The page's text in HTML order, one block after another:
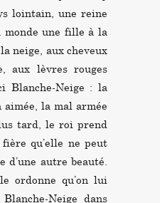
lointain, une reine
une fille à la
neige, aux cheveux
aux lèvres rouges
Blanche-Neige : la
aimée, la mal armée
tard, le roi prend
qu’elle ne peut
d’une autre beauté.
ordonne qu’on lui
Neige dans